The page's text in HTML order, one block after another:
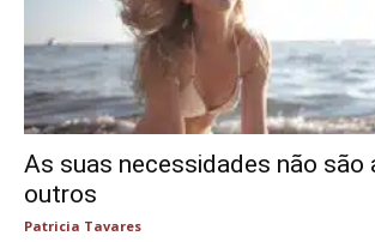
As suas necessidades não são
outros
Patricia Tavares